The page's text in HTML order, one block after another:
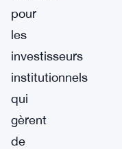
pour
les
investisseurs
institutionnels
qui
gèrent
de